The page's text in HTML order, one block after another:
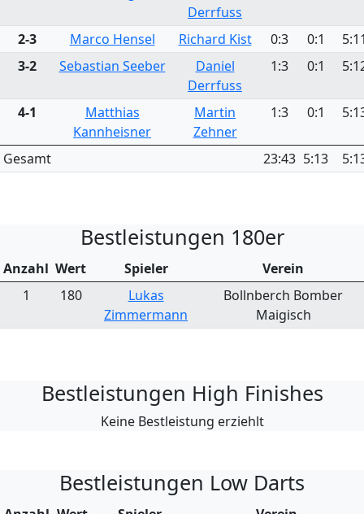
Derrfuss
2-3 Marco Hensel Richard Kist 0:3 0:1
3-2
Sebastian Seeber
Daniel
Derrfuss
1:3 0:1
4-1
Matthias
Kannheisner
Martin
Zehner
1:3 0:1
Gesamt 23:43 5:13
Bestleistungen 180er
Anzahl Wert Spieler
Verein
1
180
Lukas
Zimmermann
Bollnberch Bomber
Maigisch
Bestleistungen High Finishes
Keine Bestleistung erziehlt
Bestleistungen Low Darts